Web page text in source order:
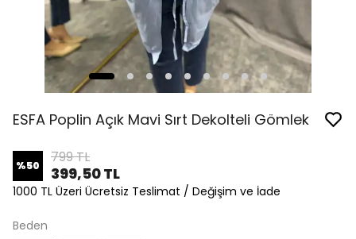
ESFA Poplin Açık Mavi Sırt Dekolteli Gömlek
%50 799 TL
399,50 TL
1000 TL Üzeri Ücretsiz Teslimat / Değişim ve İade
Beden